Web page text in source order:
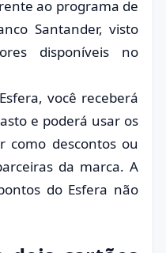
ao programa de
Santander, visto
disponíveis no
você receberá
e poderá usar os
como descontos ou
da marca. A
do Esfera não